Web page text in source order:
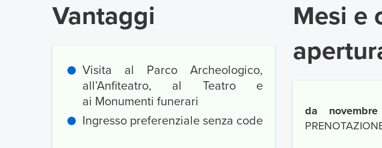
Vantaggi
Visita al Parco Archeologico,
all’Anfiteatro, al Teatro e
ai Monumenti funerari
Ingresso preferenziale senza code
Mesi e
da